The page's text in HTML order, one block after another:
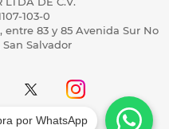
103-0
entre 83 y 85 Avenida Sur No
San Salvador
por WhatsApp